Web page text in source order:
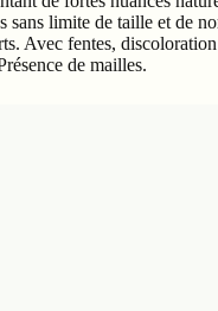
sans limite de taille et de
Avec fentes,
de mailles.